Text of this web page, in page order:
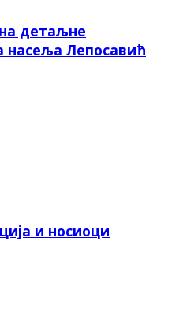
детаљне
насеља Лепосавић
и носиоци